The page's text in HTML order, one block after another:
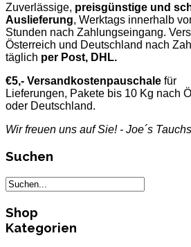
Zuverlässige, preisgünstige und
Auslieferung, Werktags innerhalb
Stunden nach Zahlungseingang.
Österreich und Deutschland nach
täglich per Post, DHL.
€5,- Versandkostenpauschale für
Lieferungen, Pakete bis 10 Kg nach
oder Deutschland.
Wir freuen uns auf Sie! - Joe´s
Suchen
Shop
Kategorien